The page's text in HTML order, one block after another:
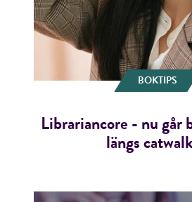
BOKTIPS
Librariancore - nu
längs